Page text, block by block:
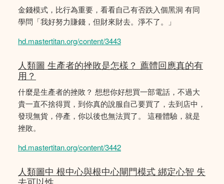
金錢模式，比行為重要，看看自己有否跌入個黑洞 有同
學問「我好努力賺錢，但財來財去。淨不了。」
hd.mastertitan.org/content/3443
人類圖 生產者的挫敗是怎樣？ 薦體回應真的有
用？
什麼是生產者的挫敗？ 想想你好想買一部電話，不過大
貴一直不捨得買，到你真的說服自己要買了，去到店中，
發現無貨，停產，你以後也無法買了。 這種體驗，就是
挫敗。
hd.mastertitan.org/content/3442
人類圖中 根中心與根中心閘門模式 綁定心智 失